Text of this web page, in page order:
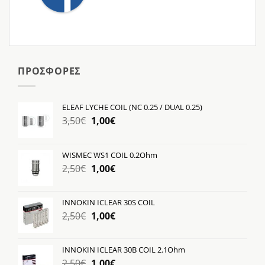
ΠΡΟΣΦΟΡΕΣ
ELEAF LYCHE COIL (NC 0.25 / DUAL 0.25)
3,50€ Original
3,50€.
1,00€Η
είναι:
1,00€.
WISMEC WS1 COIL 0.2Ohm
2,50€ Original
2,50€.
1,00€Η
είναι:
1,00€.
INNOKIN ICLEAR 30S COIL
2,50€ Original
2,50€.
1,00€Η
είναι:
INNOKIN ICLEAR 30B COIL 2.1Ohm